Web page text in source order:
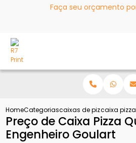
Faça seu orçamento
HomeCategoriascaixas de pizzacaixa
Preço de Caixa Pizza
Engenheiro Goulart